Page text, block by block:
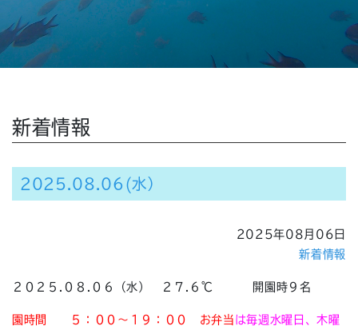
新着情報
2025.08.06(水）
2025年08月06日
新着情報
２０２５.０８.０６（水） ２７.６℃ 開園時９名
園時間 ５：００～１９：００ お弁当 は毎週水曜日、木曜